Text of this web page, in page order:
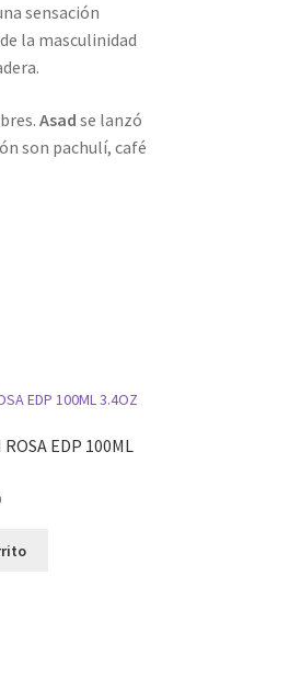
sensación
la masculinidad
Asad se lanzó
son pachulí, café
EDP 100ML